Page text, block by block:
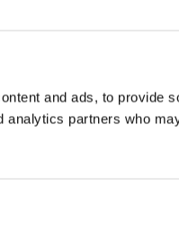
and ads, to provide
partners who